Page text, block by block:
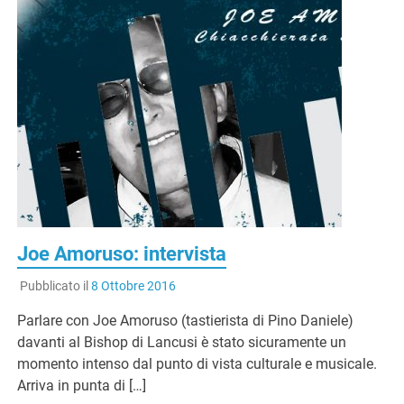
Joe Amoruso: intervista
Pubblicato il 8 Ottobre 2016
Parlare con Joe Amoruso (tastierista di Pino Daniele)
davanti al Bishop di Lancusi è stato sicuramente un
momento intenso dal punto di vista culturale e musicale.
Arriva in punta di […]